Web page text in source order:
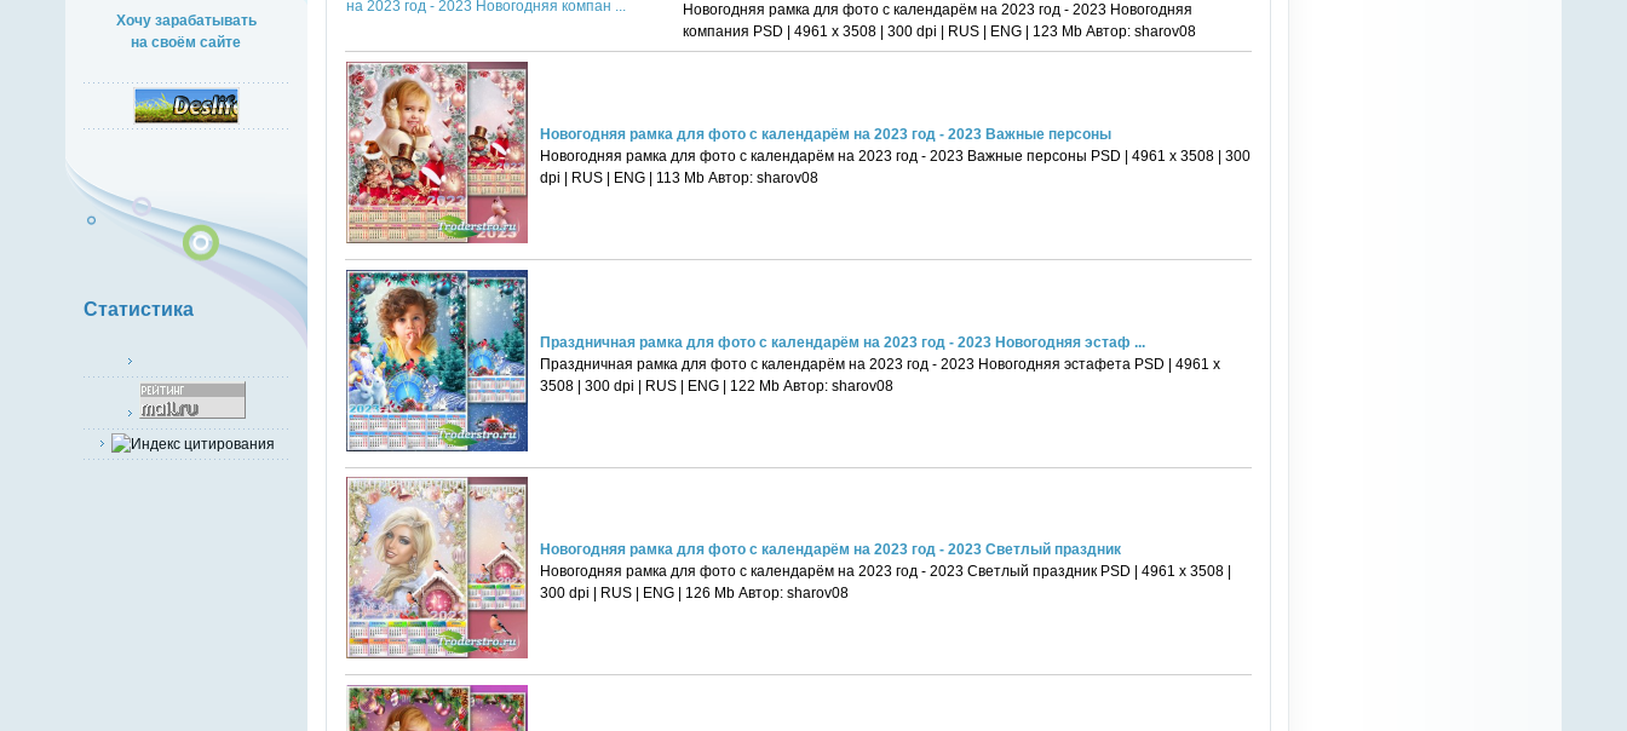
Хочу зарабатывать
на своём сайте
Статистика
Новогодняя рамка для фото с календарём на 2023 год - 2023 Новогодняя
компания PSD | 4961 х 3508 | 300 dpi | RUS | ENG | 123 Mb Автор: sharov08
Новогодняя рамка для фото с календарём на 2023 год - 2023 Важные персоны
Новогодняя рамка для фото с календарём на 2023 год - 2023 Важные персоны PSD | 4961 х 3508 | 300
dpi | RUS | ENG | 113 Mb Автор: sharov08
Праздничная рамка для фото с календарём на 2023 год - 2023 Новогодняя эстаф ...
Праздничная рамка для фото с календарём на 2023 год - 2023 Новогодняя эстафета PSD | 4961 х
3508 | 300 dpi | RUS | ENG | 122 Mb Автор: sharov08
Новогодняя рамка для фото с календарём на 2023 год - 2023 Светлый праздник
Новогодняя рамка для фото с календарём на 2023 год - 2023 Светлый праздник PSD | 4961 х 3508 |
300 dpi | RUS | ENG | 126 Mb Автор: sharov08